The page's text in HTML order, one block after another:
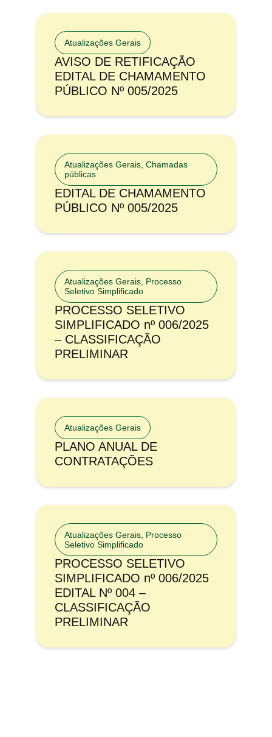
Atualizações Gerais
AVISO DE RETIFICAÇÃO
EDITAL DE CHAMAMENTO
PÚBLICO Nº 005/2025
Atualizações Gerais Chamadas
públicas
EDITAL DE CHAMAMENTO
PÚBLICO Nº 005/2025
Atualizações Gerais Processo
Seletivo Simplificado
PROCESSO SELETIVO
SIMPLIFICADO nº 006/2025
– CLASSIFICAÇÃO
PRELIMINAR
Atualizações Gerais
PLANO ANUAL DE
CONTRATAÇÕES
Atualizações Gerais Processo
Seletivo Simplificado
PROCESSO SELETIVO
SIMPLIFICADO nº 006/2025
EDITAL Nº 004 –
CLASSIFICAÇÃO
PRELIMINAR